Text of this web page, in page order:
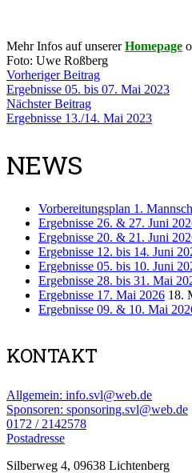
Mehr Infos auf unsererHomepage
Foto: Uwe Roßberg
Vorheriger Beitrag
Ergebnisse 05. bis 07. Mai 2023
Nächster Beitrag
Ergebnisse 13./14. Mai 2023
NEWS
Vorbereitungsplan 1.
Ergebnisse 26. & 27. Juni
Ergebnisse 20. & 21. Juni
Ergebnisse 12. bis 14. Juni
Ergebnisse 05. bis 10. Juni
Ergebnisse 28. bis 31. Mai
Ergebnisse 17. Mai 2026 18.
Ergebnisse 09. & 10. Mai
KONTAKT
Allgemein: info.svl@web.de
Sponsoren: sponsoring.svl@web.de
0172 / 2142578
Postadresse
Silberweg 4, 09638 Lichtenberg